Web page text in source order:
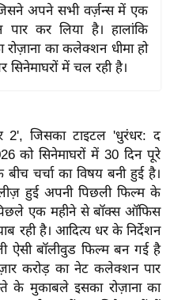
अपने सभी वर्ज़न्स में एक
कर लिया है। हालांकि
का कलेक्शन धीमा हो
में चल रही है।
2', जिसका टाइटल 'धुरंधर: द
को सिनेमाघरों में 30 दिन पूरे
चर्चा का विषय बनी हुई है।
हुई अपनी पिछली फिल्म के
एक महीने से बॉक्स ऑफिस
रही है। आदित्य धर के निर्देशन
बॉलीवुड फिल्म बन गई है
करोड़ का नेट कलेक्शन पार
के मुकाबले इसका रोज़ाना का